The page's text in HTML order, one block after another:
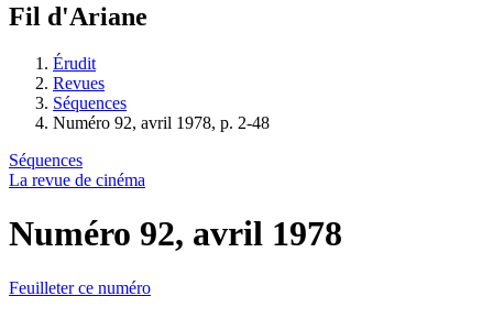
Fil d'Ariane
Érudit
Revues
Séquences
Numéro 92, avril 1978, p. 2-48
Séquences
La revue de cinéma
Numéro 92, avril 1978
Feuilleter ce numéro